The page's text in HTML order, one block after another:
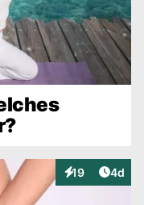
19
Interaktionen
4d